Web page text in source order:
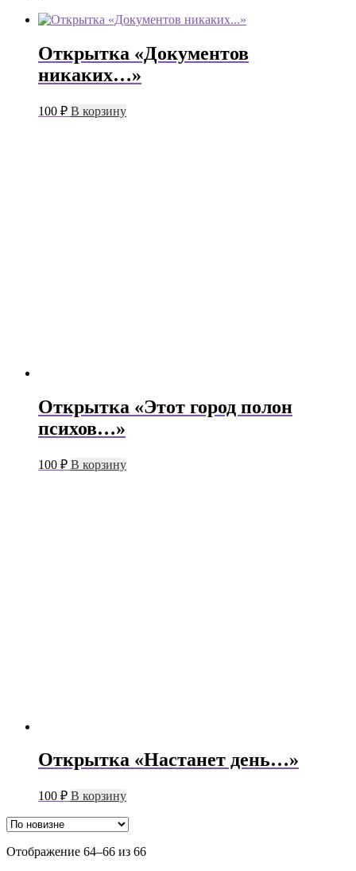
Открытка «Документов
никаких…»
100 ₽ В корзину
Открытка «Этот город полон
психов…»
100 ₽ В корзину
Открытка «Настанет день…»
100 ₽ В корзину
Отображение 64–66 из 66Сортировка: